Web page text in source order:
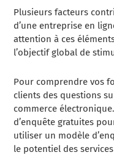
Plusieurs facteurs
d’une entreprise en
attention à ces
l’objectif global de
Pour comprendre vos
clients des questions
commerce
d’enquête gratuites
utiliser un modèle
le potentiel des